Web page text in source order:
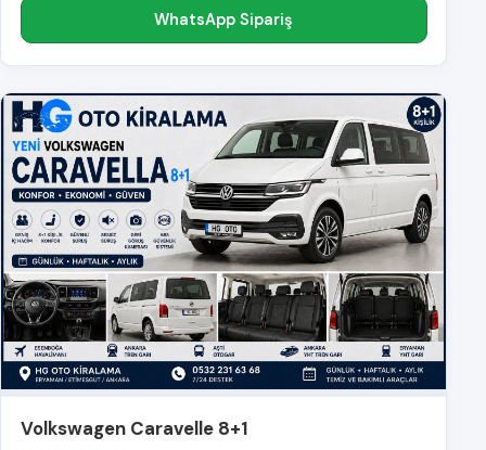
WhatsApp Sipariş
Volkswagen Caravelle 8+1